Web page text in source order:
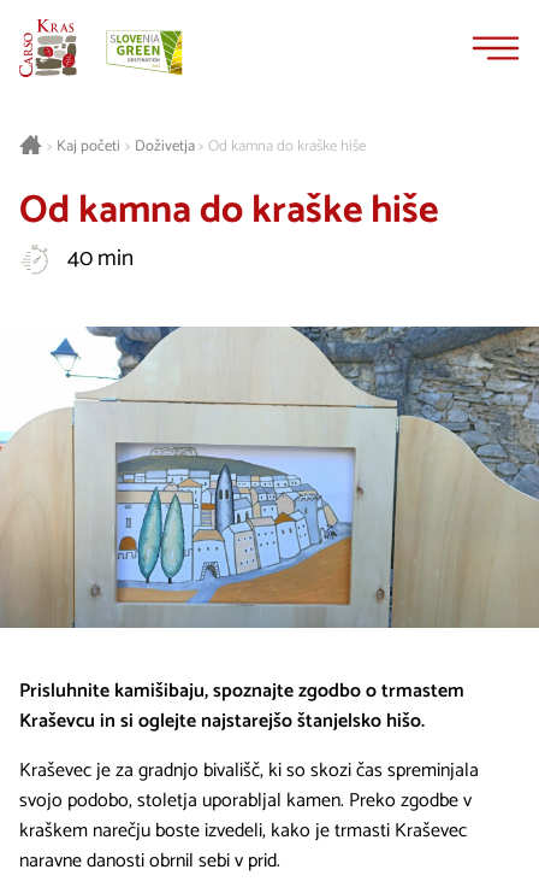
> Kaj početi > Doživetja>Od kamna do kraške hiše
Od kamna do kraške hiše
40 min
Prisluhnite kamišibaju, spoznajte zgodbo o trmastem
Kraševcu in si oglejte najstarejšo štanjelsko hišo.
Kraševec je za gradnjo bivališč, ki so skozi čas spreminjala
svojo podobo, stoletja uporabljal kamen. Preko zgodbe v
kraškem narečju boste izvedeli, kako je trmasti Kraševec
naravne danosti obrnil sebi v prid.